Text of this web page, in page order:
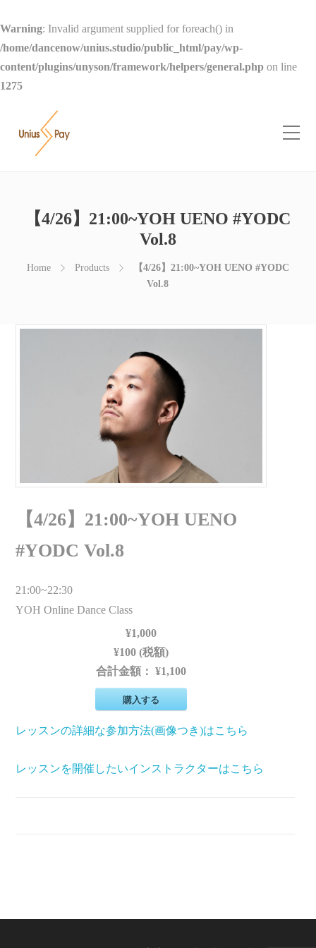
Warning: Invalid argument supplied for foreach() in
/home/dancenow/unius.studio/public_html/pay/wp-
content/plugins/unyson/framework/helpers/general.php on line
1275
【4/26】21:00~YOH UENO #YODC
Vol.8
Home Products
【4/26】21:00~YOH UENO #YODC
Vol.8
【4/26】21:00~YOH UENO
#YODC Vol.8
21:00~22:30
YOH Online Dance Class
¥1,000
¥100 (税額)
合計金額：¥1,100
購入する
レッスンの詳細な参加方法(画像つき)はこちら
レッスンを開催したいインストラクターはこちら